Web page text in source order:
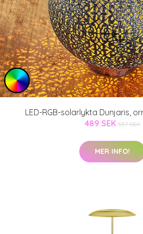
LED-RGB-solarlykta Dunjaris,
489 SEK 557 SEK
MER INFO!